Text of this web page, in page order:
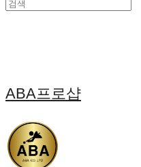
ABA프로샵